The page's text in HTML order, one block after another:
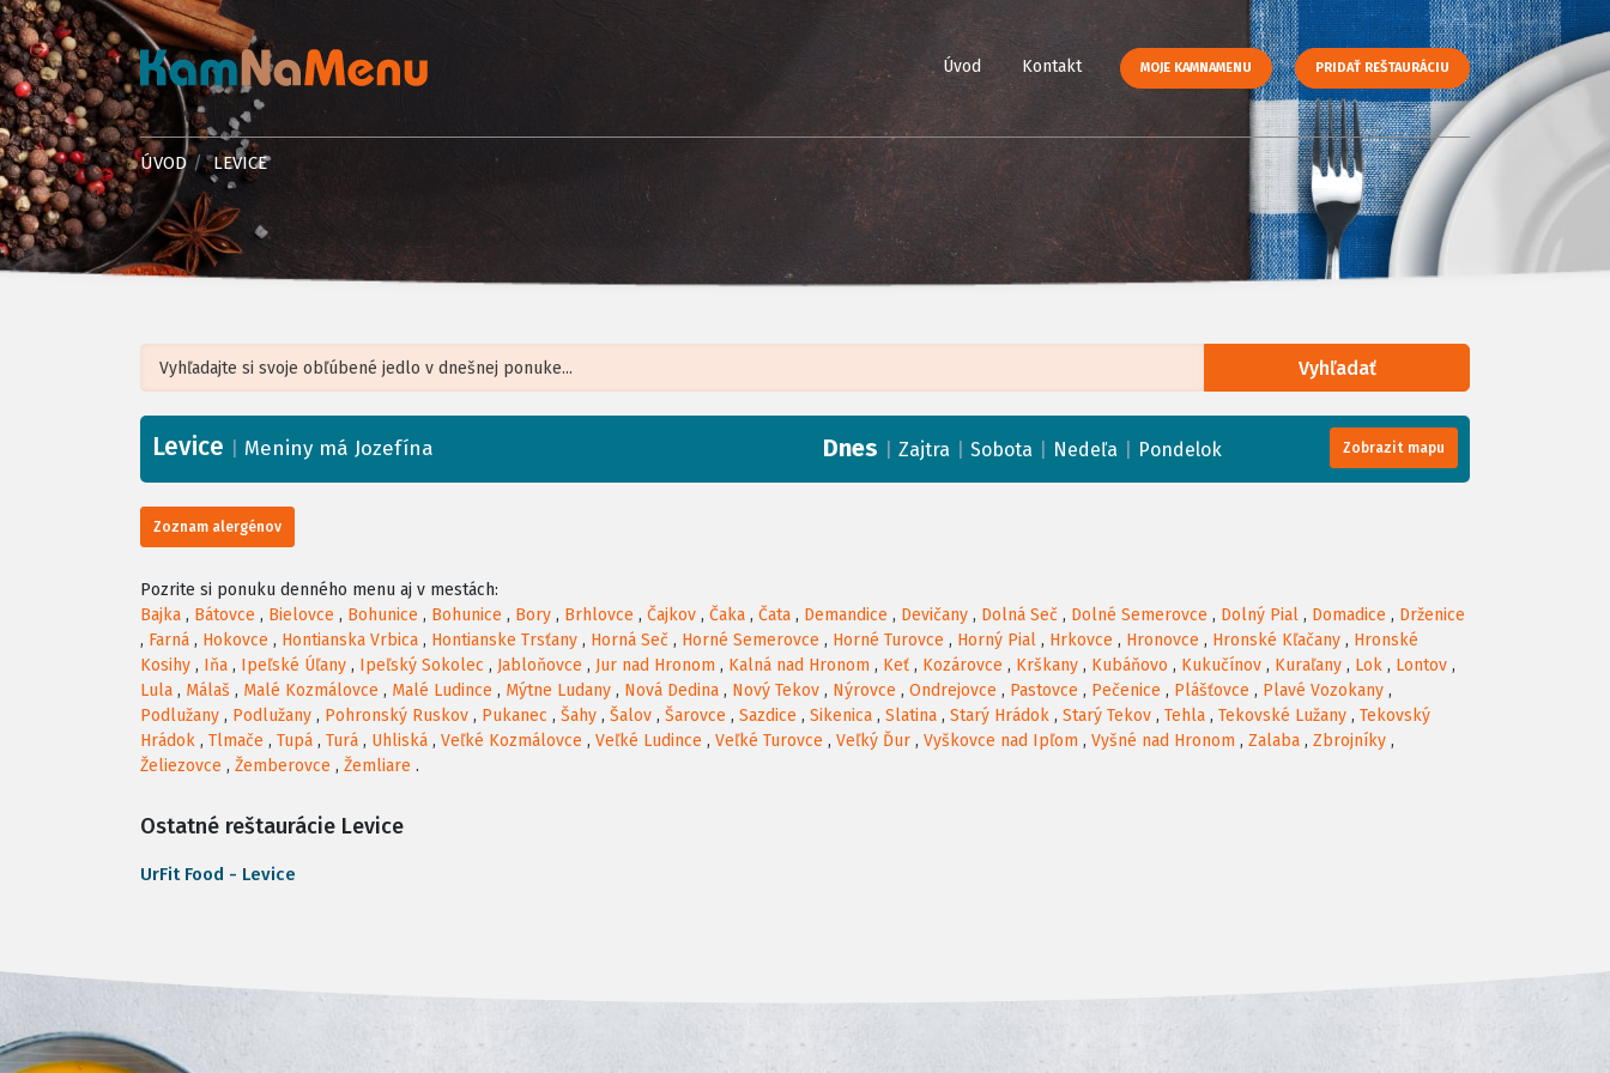
Úvod Kontakt MOJE KAMNAMENU PRIDAŤ REŠTAURÁCIU
ÚVOD LEVICE
Vyhľadať
+
−
Levice Meniny má Jozefína Dnes Zajtra Sobota Nedeľa Pondelok Zobrazit mapu
Zoznam alergénov
Pozrite si ponuku denného menu aj v mestách:
Bajka , Bátovce , Bielovce , Bohunice , Bohunice , Bory , Brhlovce , Čajkov , Čaka , Čata , Demandice , Devičany , Dolná Seč , Dolné Semerovce , Dolný Pial , Domadice , Drženice
, Farná , Hokovce , Hontianska Vrbica , Hontianske Trsťany , Horná Seč , Horné Semerovce , Horné Turovce , Horný Pial , Hrkovce , Hronovce , Hronské Kľačany , Hronské
Kosihy , Iňa , Ipeľské Úľany , Ipeľský Sokolec , Jabloňovce , Jur nad Hronom , Kalná nad Hronom , Keť , Kozárovce , Krškany , Kubáňovo , Kukučínov , Kuraľany , Lok , Lontov ,
Lula , Málaš , Malé Kozmálovce , Malé Ludince , Mýtne Ludany , Nová Dedina , Nový Tekov , Nýrovce , Ondrejovce , Pastovce , Pečenice , Plášťovce , Plavé Vozokany ,
Podlužany , Podlužany , Pohronský Ruskov , Pukanec , Šahy , Šalov , Šarovce , Sazdice , Sikenica , Slatina , Starý Hrádok , Starý Tekov , Tehla , Tekovské Lužany , Tekovský
Hrádok , Tlmače , Tupá , Turá , Uhliská , Veľké Kozmálovce , Veľké Ludince , Veľké Turovce , Veľký Ďur , Vyškovce nad Ipľom , Vyšné nad Hronom , Zalaba , Zbrojníky ,
Želiezovce , Žemberovce , Žemliare .
Ostatné reštaurácie Levice
UrFit Food - Levice